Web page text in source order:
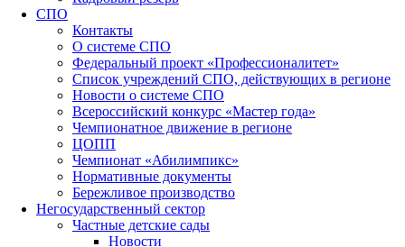
СПО
Контакты
О системе СПО
Федеральный проект «Профессионалитет»
Список учреждений СПО, действующих в регионе
Новости о системе СПО
Всероссийский конкурс «Мастер года»
Чемпионатное движение в регионе
ЦОПП
Чемпионат «Абилимпикс»
Нормативные документы
Бережливое производство
Негосударственный сектор
Частные детские сады
Новости